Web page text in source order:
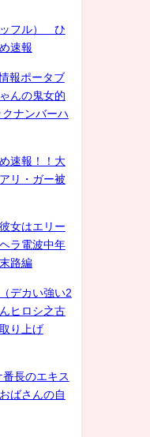
ッフル） ひ
速報
報ポータブ
んの鬼女的
ナンバーハ
速報！！大
リ・ガー被
女はエリー
ラ電波中年
路編
デカい強い2
ヒロシ之古
り上げ
長のエキス
ばさんの自